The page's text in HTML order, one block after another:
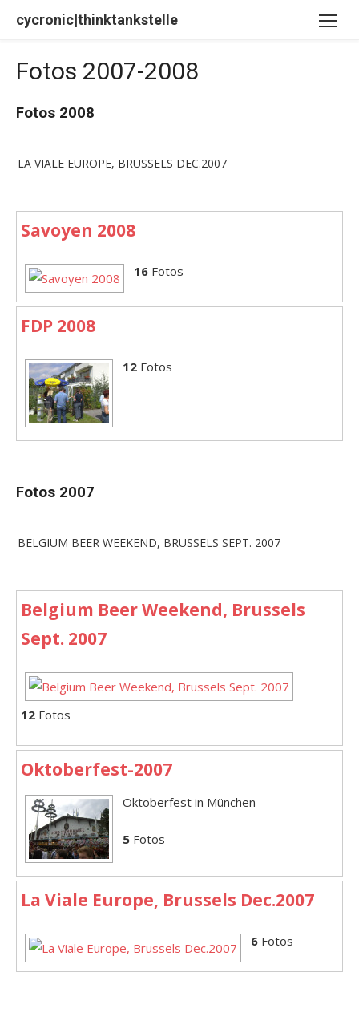
cycronic|thinktankstelle
Fotos 2007-2008
Fotos 2008
LA VIALE EUROPE, BRUSSELS DEC.2007
Savoyen 2008
16 Fotos
FDP 2008
12 Fotos
Fotos 2007
BELGIUM BEER WEEKEND, BRUSSELS SEPT. 2007
Belgium Beer Weekend, Brussels
Sept. 2007
12 Fotos
Oktoberfest-2007
Oktoberfest in München
5 Fotos
La Viale Europe, Brussels Dec.2007
6 Fotos